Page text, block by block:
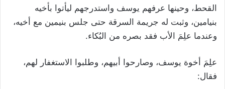
القحط، وحينها عرفهم يوسف واستدرجهم ليأتوا بأخيه
بنيامين، وثبت له جريمة السرقة حتى جلس بنيمين مع أخيه،
وعندما علِمَ الأب فقد بصره من البُكاء.
علِمَ أخوة يوسف، وصارحوا أبيهم، وطلبوا الاستغفار لهم،
فقال: